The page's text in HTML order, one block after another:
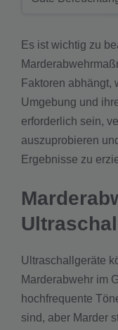
Es ist wichtig zu
Faktoren abhängt,
Umgebung und
erforderlich sein,
auszuprobieren
Ergebnisse zu
Ultraschallgeräte
Marderabwehr im
hochfrequente
sind, aber Marder